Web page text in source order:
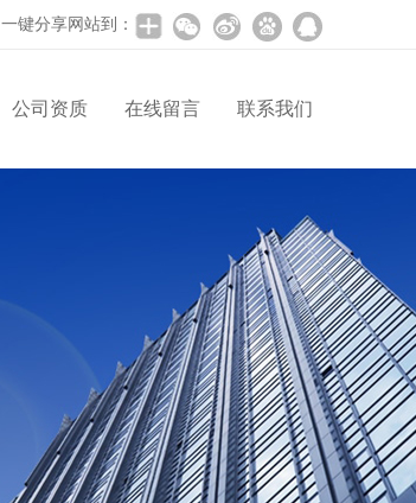
一键分享网站到：
公司资质 在线留言 联系我们